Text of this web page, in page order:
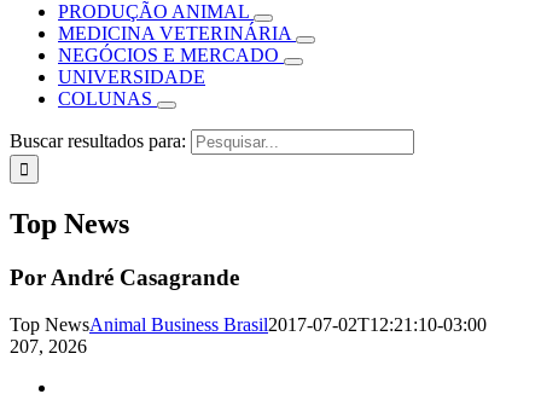
PRODUÇÃO ANIMAL
MEDICINA VETERINÁRIA
NEGÓCIOS E MERCADO
UNIVERSIDADE
COLUNAS
Buscar resultados para:
Top News
Por André Casagrande
Top NewsAnimal Business Brasil2017-07-02T12:21:10-03:00
207, 2026